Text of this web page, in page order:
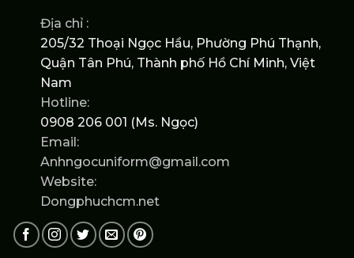
Địa chỉ :
205/32 Thoại Ngọc Hầu, Phường Phú Thạnh,
Quận Tân Phú, Thành phố Hồ Chí Minh, Việt
Nam
Hotline:
0908 206 001 (Ms. Ngọc)
Email:
Anhngocuniform@gmail.com
Website:
Dongphuchcm.net